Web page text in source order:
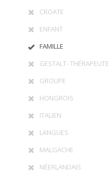
CROATE
ENFANT
FAMILLE
GESTALT- THÉRAPEUTE
GROUPE
HONGROIS
ITALIEN
LANGUES
MALGACHE
NÉERLANDAIS